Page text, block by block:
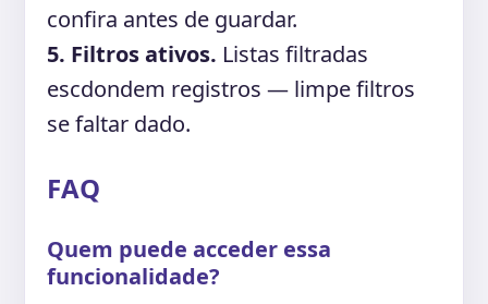
confira antes de guardar.
5. Filtros ativos. Listas filtradas
escdondem registros — limpe filtros
se faltar dado.
FAQ
Quem puede acceder essa
funcionalidade?